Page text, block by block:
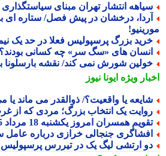
انتشار تهران مبنای سیاستگذاری
درخشان در پیش فصل/ ستاره ای بدون
بزرگ پرسپولیس فعلا در حد یک نیمه
های «سگ سر» چه کسانی بودند؟
شورش نمی کند/ نقشه بارسلونا
ویژهایونا نیوز
یا واقعیت؟/ ذوالقدر می ماند یا می
یک انتخاب بزرگ؛ مردی که از غرب
همسران امروز یکشنبه 18 مرداد 1405
جنجالی خرازی درباره عامل
ارتشی لیگ یک در تیررس پرسپولیس